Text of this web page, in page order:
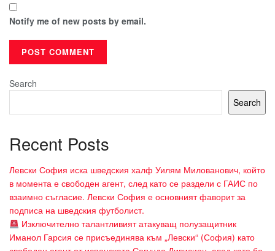
Notify me of new posts by email.
Search
Search
Recent Posts
Левски София иска шведския халф Уилям Милованович, който
в момента е свободен агент, след като се раздели с ГАИС по
взаимно съгласие. Левски София е основният фаворит за
подписа на шведския футболист.
Изключително талантливият атакуващ полузащитник
Иманол Гарсия се присъединява към „Левски“ (София) като